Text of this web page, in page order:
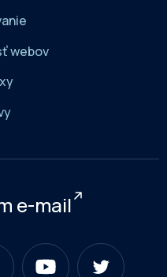
webov
e-mail